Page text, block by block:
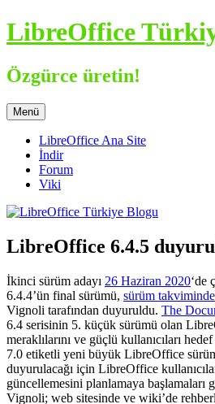
İçeriğe
atla
LibreOffice
Özgürce üretin!
Menü
LibreOffice Ana Site
İndir
Forum
Viki
LibreOffice 6.4.5
İkinci sürüm adayı 26 Haziran 2020‘de
6.4.4’ün final sürümü, sürüm takviminde
Vignoli tarafından duyuruldu. The
6.4 serisinin 5. küçük sürümü olan
meraklılarını ve güçlü kullanıcıları hedef
7.0 etiketli yeni büyük LibreOffice
duyurulacağı için LibreOffice
güncellemesini planlamaya başlamaları
Vignoli; web sitesinde ve wiki’de